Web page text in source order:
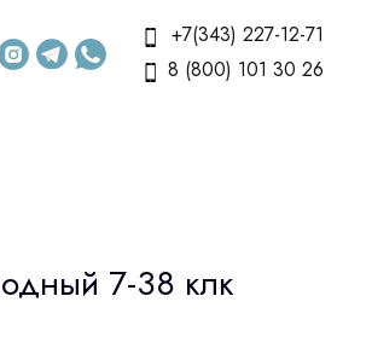
+7(343) 227-12-71
8 (800) 101 30 26
7-38 клк